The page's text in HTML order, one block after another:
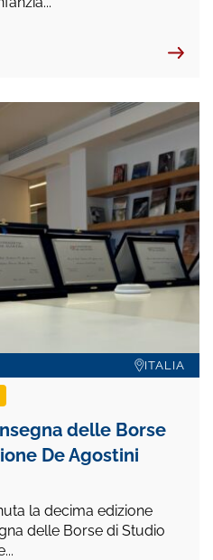
ITALIA
delle Borse
De Agostini
la decima edizione
delle Borse di Studio